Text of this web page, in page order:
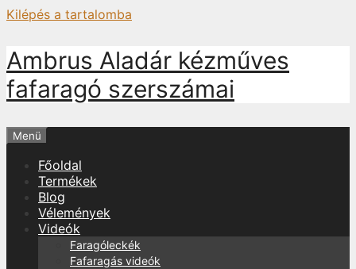
Kilépés a tartalomba
Ambrus Aladár kézműves
fafaragó szerszámai
Menü
Főoldal
Termékek
Blog
Vélemények
Videók
Faragóleckék
Fafaragás videók